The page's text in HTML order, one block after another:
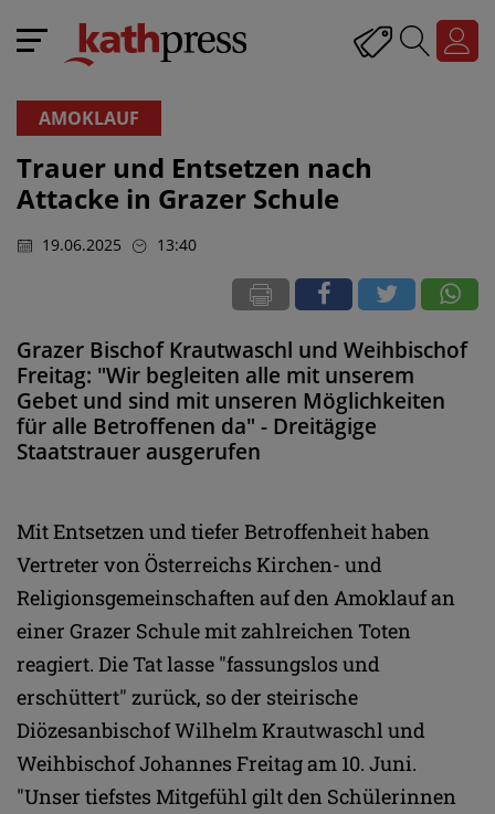
AMOKLAUF
Trauer und Entsetzen nach
Attacke in Grazer Schule
19.06.2025 13:40
Grazer Bischof Krautwaschl und Weihbischof
Freitag: "Wir begleiten alle mit unserem
Gebet und sind mit unseren Möglichkeiten
für alle Betroffenen da" - Dreitägige
Staatstrauer ausgerufen
Mit Entsetzen und tiefer Betroffenheit haben
Vertreter von Österreichs Kirchen- und
Religionsgemeinschaften auf den Amoklauf an
einer Grazer Schule mit zahlreichen Toten
reagiert. Die Tat lasse "fassungslos und
erschüttert" zurück, so der steirische
Diözesanbischof Wilhelm Krautwaschl und
Weihbischof Johannes Freitag am 10. Juni.
"Unser tiefstes Mitgefühl gilt den Schülerinnen